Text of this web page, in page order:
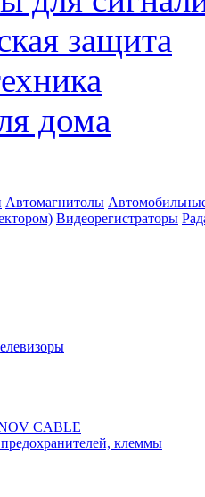
защита
дома
Автомагнитолы
Видеорегистраторы
CABLE
клеммы